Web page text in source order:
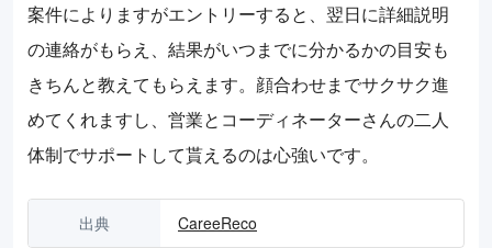
案件によりますがエントリーすると、翌日に詳細説明
の連絡がもらえ、結果がいつまでに分かるかの目安も
きちんと教えてもらえます。顔合わせまでサクサク進
めてくれますし、営業とコーディネーターさんの二人
体制でサポートして貰えるのは心強いです。
出典 CareeReco